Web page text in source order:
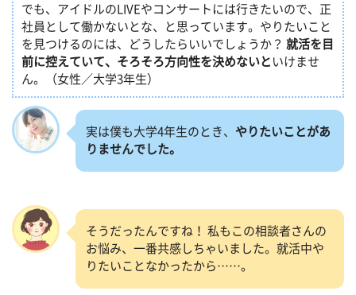
でも、アイドルのLIVEやコンサートには行きたいので、正
社員として働かないとな、と思っています。やりたいこと
を見つけるのには、どうしたらいいでしょうか？ 就活を目
前に控えていて、そろそろ方向性を決めないと いけませ
ん。（女性／大学3年生）
実は僕も大学4年生のとき、 やりたいことがあ
りませんでした。
そうだったんですね！ 私もこの相談者さんの
お悩み、一番共感しちゃいました。就活中や
りたいことなかったから……。